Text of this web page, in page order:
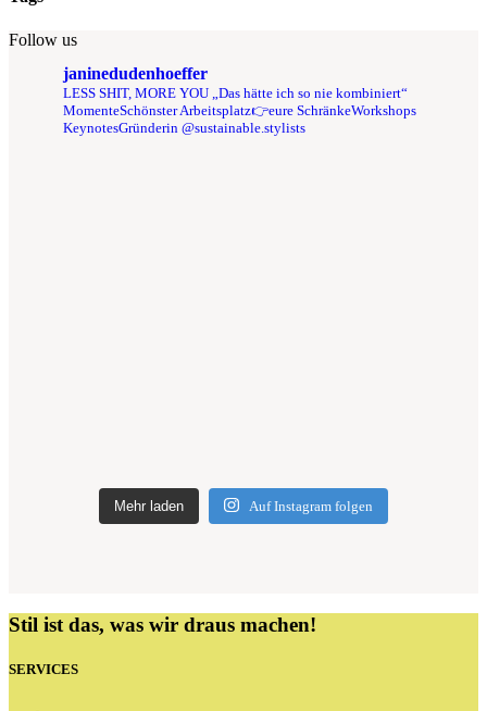
Follow us
janinedudenhoeffer
LESS SHIT, MORE YOU „Das hätte ich so nie kombiniert“
MomenteSchönster Arbeitsplatz👉eure SchränkeWorkshops
KeynotesGründerin @sustainable.stylists
Mehr laden Auf Instagram folgen
Stil ist das, was wir draus machen!
SERVICES